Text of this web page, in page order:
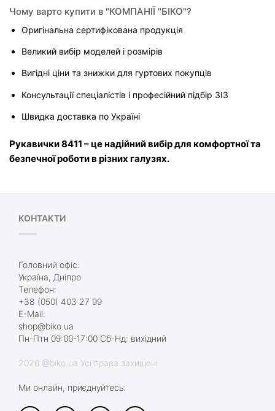
Чому варто купити в "КОМПАНІЇ "БІКО"?
Оригінальна сертифікована продукція
Великий вибір моделей і розмірів
Вигідні ціни та знижки для гуртових покупців
Консультації спеціалістів і професійний підбір ЗІЗ
Швидка доставка по Україні
Рукавички 8411 – це надійний вибір для комфортної та
безпечної роботи в різних галузях.
КОНТАКТИ
Головний офіс:
Україна, Дніпро
Телефон:
+38 (050) 403 27 99
E-Mail:
shop@biko.ua
Пн-Птн 09:00-17:00 Сб-Нд: вихідний
2026 @biko.ua Усі права захищені
Ми онлайн, приєднуйтесь: